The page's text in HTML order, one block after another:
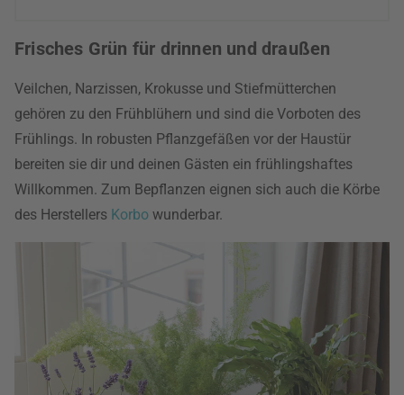
Frisches Grün für drinnen und draußen
Veilchen, Narzissen, Krokusse und Stiefmütterchen
gehören zu den Frühblühern und sind die Vorboten des
Frühlings. In robusten Pflanzgefäßen vor der Haustür
bereiten sie dir und deinen Gästen ein frühlingshaftes
Willkommen. Zum Bepflanzen eignen sich auch die Körbe
des Herstellers Korbo wunderbar.